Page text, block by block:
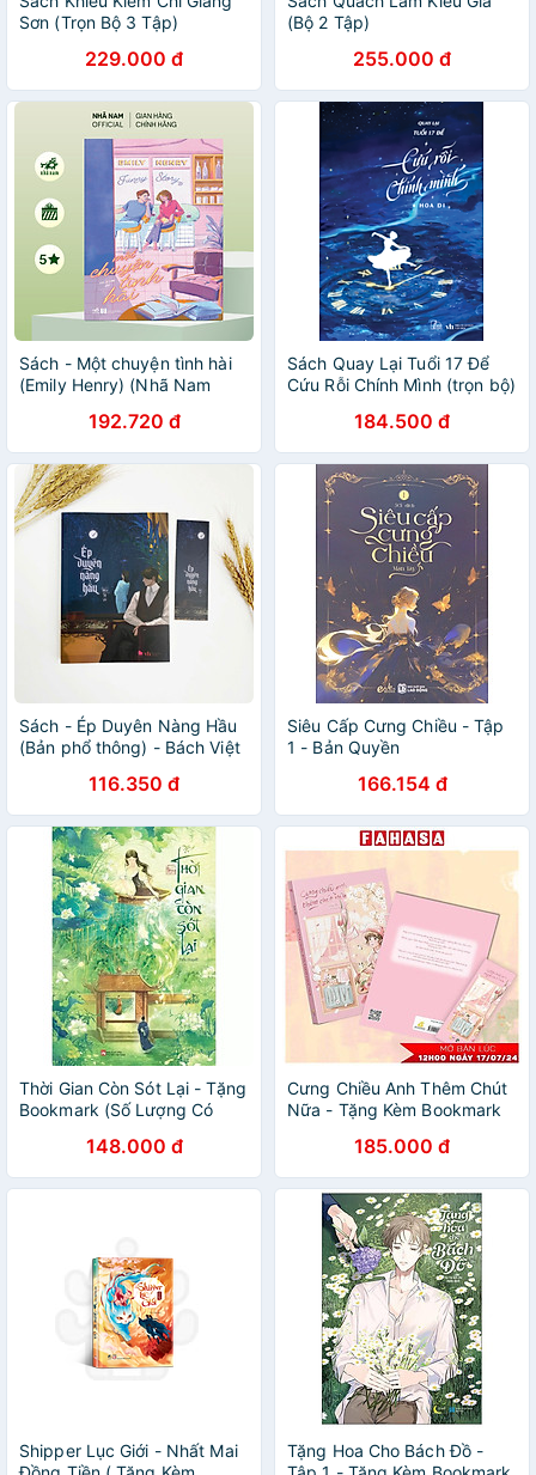
Sơn (Trọn Bộ 3 Tập)
229.000 đ
(Bộ 2 Tập)
255.000 đ
Sách - Một chuyện tình hài
(Emily Henry) (Nhã Nam
192.720 đ
Sách Quay Lại Tuổi 17 Để
Cứu Rỗi Chính Mình (trọn bộ)
mạn, học đường, thanh
xuân, vườn trường
184.500 đ
Sách - Ép Duyên Nàng Hầu
(Bản phổ thông) - Bách Việt
116.350 đ
Siêu Cấp Cưng Chiều - Tập
1 - Bản Quyền
166.154 đ
Thời Gian Còn Sót Lại - Tặng
Bookmark (Số Lượng Có
148.000 đ
Cưng Chiều Anh Thêm Chút
Nữa - Tặng Kèm Bookmark
185.000 đ
Shipper Lục Giới - Nhất Mai
Tặng Hoa Cho Bách Đồ -